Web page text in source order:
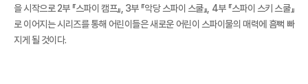
을 시작으로 2부 『스파이 캠프』, 3부 『악당 스파이 스쿨』, 4부 『스파이 스키 스쿨』
로 이어지는 시리즈를 통해 어린이들은 새로운 어린이 스파이물의 매력에 흠뻑 빠
지게 될 것이다.